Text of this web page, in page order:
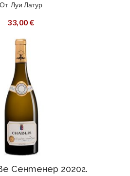
От Луи Латур
33,00 €
Сентенер 2020г.